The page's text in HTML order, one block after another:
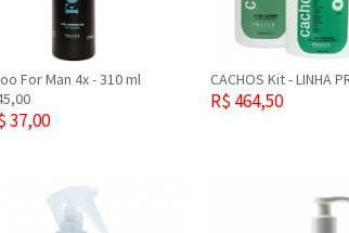
For Man 4x - 310 ml
37,00
CACHOS Kit - LINHA
R$ 464,50